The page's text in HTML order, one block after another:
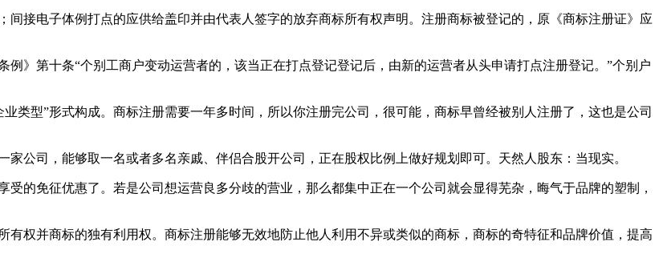
电子体例打点的应供给盖印并由代表人签字的放弃商标所有权声明。注册商标被登记的，原《商标注册证》应
第十条“个别工商户变动运营者的，该当正在打点登记登记后，由新的运营者从头申请打点注册登记。”个别户
型”形式构成。商标注册需要一年多时间，所以你注册完公司，很可能，商标早曾经被别人注册了，这也是公司
司，能够取一名或者多名亲戚、伴侣合股开公司，正在股权比例上做好规划即可。天然人股东：当现实。
免征优惠了。若是公司想运营良多分歧的营业，那么都集中正在一个公司就会显得芜杂，晦气于品牌的塑制，
并商标的独有利用权。商标注册能够无效地防止他人利用不异或类似的商标，商标的奇特征和品牌价值，提高